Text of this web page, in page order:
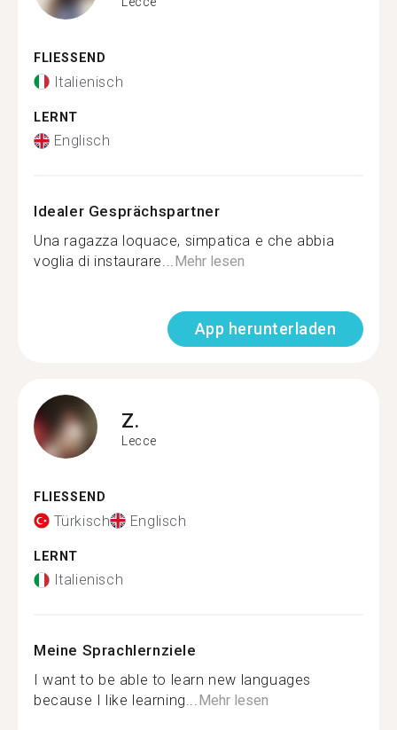
FLIESSEND
Italienisch
LERNT
Englisch
Idealer Gesprächspartner
Una ragazza loquace, simpatica e che abbia
voglia di instaurare...Mehr lesen
App herunterladen
Z.
Lecce
FLIESSEND
Türkisch Englisch
LERNT
Italienisch
Meine Sprachlernziele
I want to be able to learn new languages
because I like learning...Mehr lesen